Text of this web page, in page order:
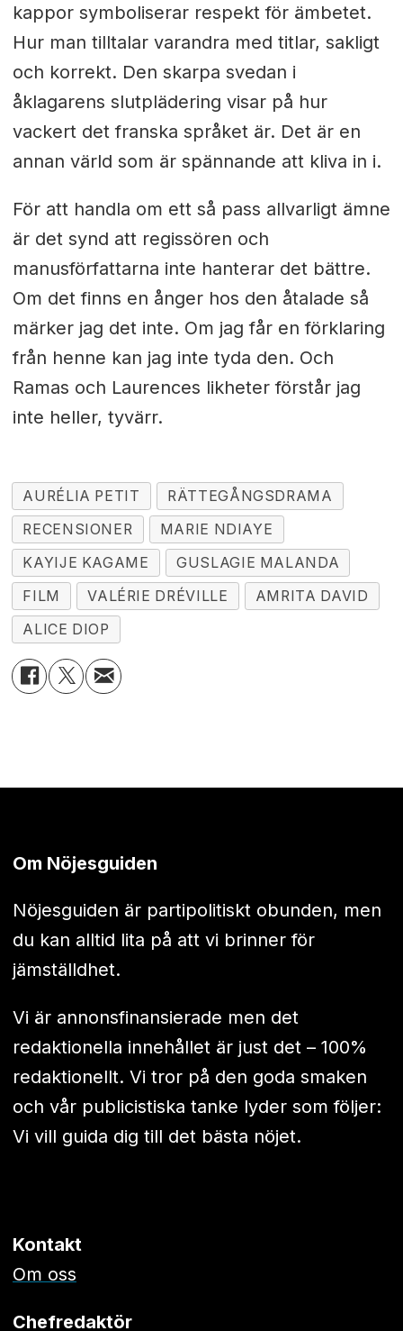
kappor symboliserar respekt för ämbetet.
Hur man tilltalar varandra med titlar, sakligt
och korrekt. Den skarpa svedan i
åklagarens slutplädering visar på hur
vackert det franska språket är. Det är en
annan värld som är spännande att kliva in i.
För att handla om ett så pass allvarligt ämne
är det synd att regissören och
manusförfattarna inte hanterar det bättre.
Om det finns en ånger hos den åtalade så
märker jag det inte. Om jag får en förklaring
från henne kan jag inte tyda den. Och
Ramas och Laurences likheter förstår jag
inte heller, tyvärr.
AURÉLIA PETIT
RÄTTEGÅNGSDRAMA
RECENSIONER
MARIE NDIAYE
KAYIJE KAGAME
GUSLAGIE MALANDA
FILM
VALÉRIE DRÉVILLE
AMRITA DAVID
ALICE DIOP
Om Nöjesguiden
Nöjesguiden är partipolitiskt obunden, men
du kan alltid lita på att vi brinner för
jämställdhet.
Vi är annonsfinansierade men det
redaktionella innehållet är just det – 100%
redaktionellt. Vi tror på den goda smaken
och vår publicistiska tanke lyder som följer:
Vi vill guida dig till det bästa nöjet.
Kontakt
Om oss
Chefredaktör